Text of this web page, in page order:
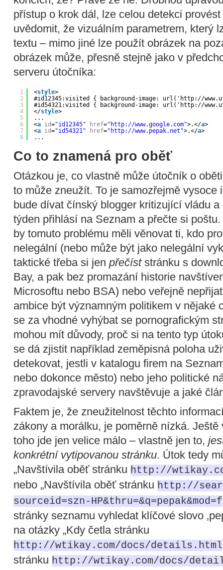
přístup o krok dál, lze celou detekci
uvědomit, že vizuálním parametrem, který
textu – mimo jiné lze použít obrázek na
obrázek může, přesně stejně jako v
serveru útočníka:
1
2
3
4
5
6
7
8
<style>
#id12345:visited { background-image: url(' http://
#id54321:visited { background-image: url(' http://
</style>
...
<a id="id12345" href="http://www.google.com">.</a>
<a id="id54321" href="http://www.pepak.net ">.</a>
...
Co to znamená pro oběť
Otázkou je, co vlastně může útočník o
to může zneužít. To je samozřejmě
bude dívat čínský blogger kritizující vládu
týden přihlásí na Seznam a přečte si
by tomuto problému měli věnovat ti, kdo
nelegální (nebo může být jako nelegální
taktické třeba si jen přečíststránku s
Bay, a pak bez promazání historie
Microsoftu nebo BSA) nebo veřejně
ambice být významným politikem v nějaké
se za vhodné vyhýbat se pornografickým
mohou mít důvody, proč si na tento typ
se dá zjistit například zeměpisná poloha
detekovat, jestli v katalogu firem na
nebo dokonce město) nebo jeho politické
zpravodajské servery navštěvuje a jaké
Faktem je, že zneužitelnost těchto
zákony a morálku, je poměrně nízká.
toho jde jen velice málo – vlastně jen to,
konkrétní vytipovanou stránku. Útok tedy
„Navštívila oběť stránku http://
nebo „Navštívila oběť stránku http://
sourceid=szn-HP&thru=&q=pepak&mod=f
stránky seznamu vyhledat klíčové slovo
na otázky „Kdy četla stránku
http://wtikay.com/docs/details.html
stránku http://wtikay.com/docs/